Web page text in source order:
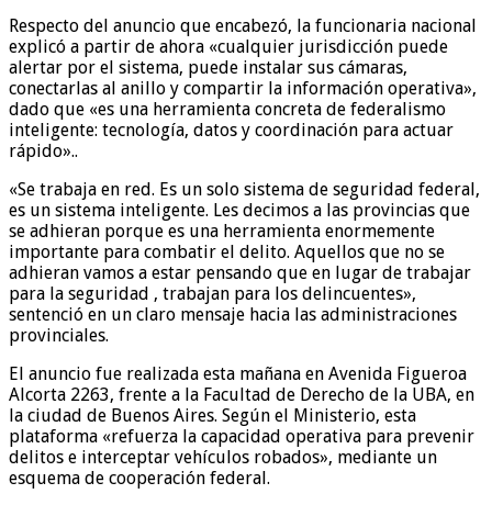
Respecto del anuncio que encabezó, la funcionaria nacional
explicó a partir de ahora «cualquier jurisdicción puede
alertar por el sistema, puede instalar sus cámaras,
conectarlas al anillo y compartir la información operativa»,
dado que «es una herramienta concreta de federalismo
inteligente: tecnología, datos y coordinación para actuar
rápido»..
«Se trabaja en red. Es un solo sistema de seguridad federal,
es un sistema inteligente. Les decimos a las provincias que
se adhieran porque es una herramienta enormemente
importante para combatir el delito. Aquellos que no se
adhieran vamos a estar pensando que en lugar de trabajar
para la seguridad , trabajan para los delincuentes»,
sentenció en un claro mensaje hacia las administraciones
provinciales.
El anuncio fue realizada esta mañana en Avenida Figueroa
Alcorta 2263, frente a la Facultad de Derecho de la UBA, en
la ciudad de Buenos Aires. Según el Ministerio, esta
plataforma «refuerza la capacidad operativa para prevenir
delitos e interceptar vehículos robados», mediante un
esquema de cooperación federal.